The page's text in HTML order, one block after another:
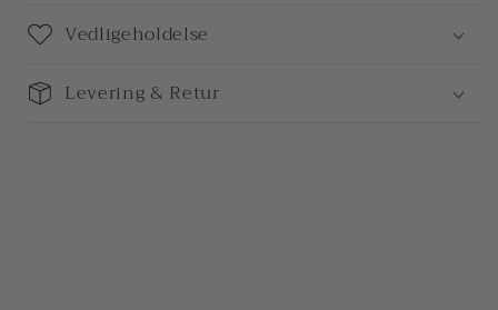
Vedligeholdelse
Levering & Retur